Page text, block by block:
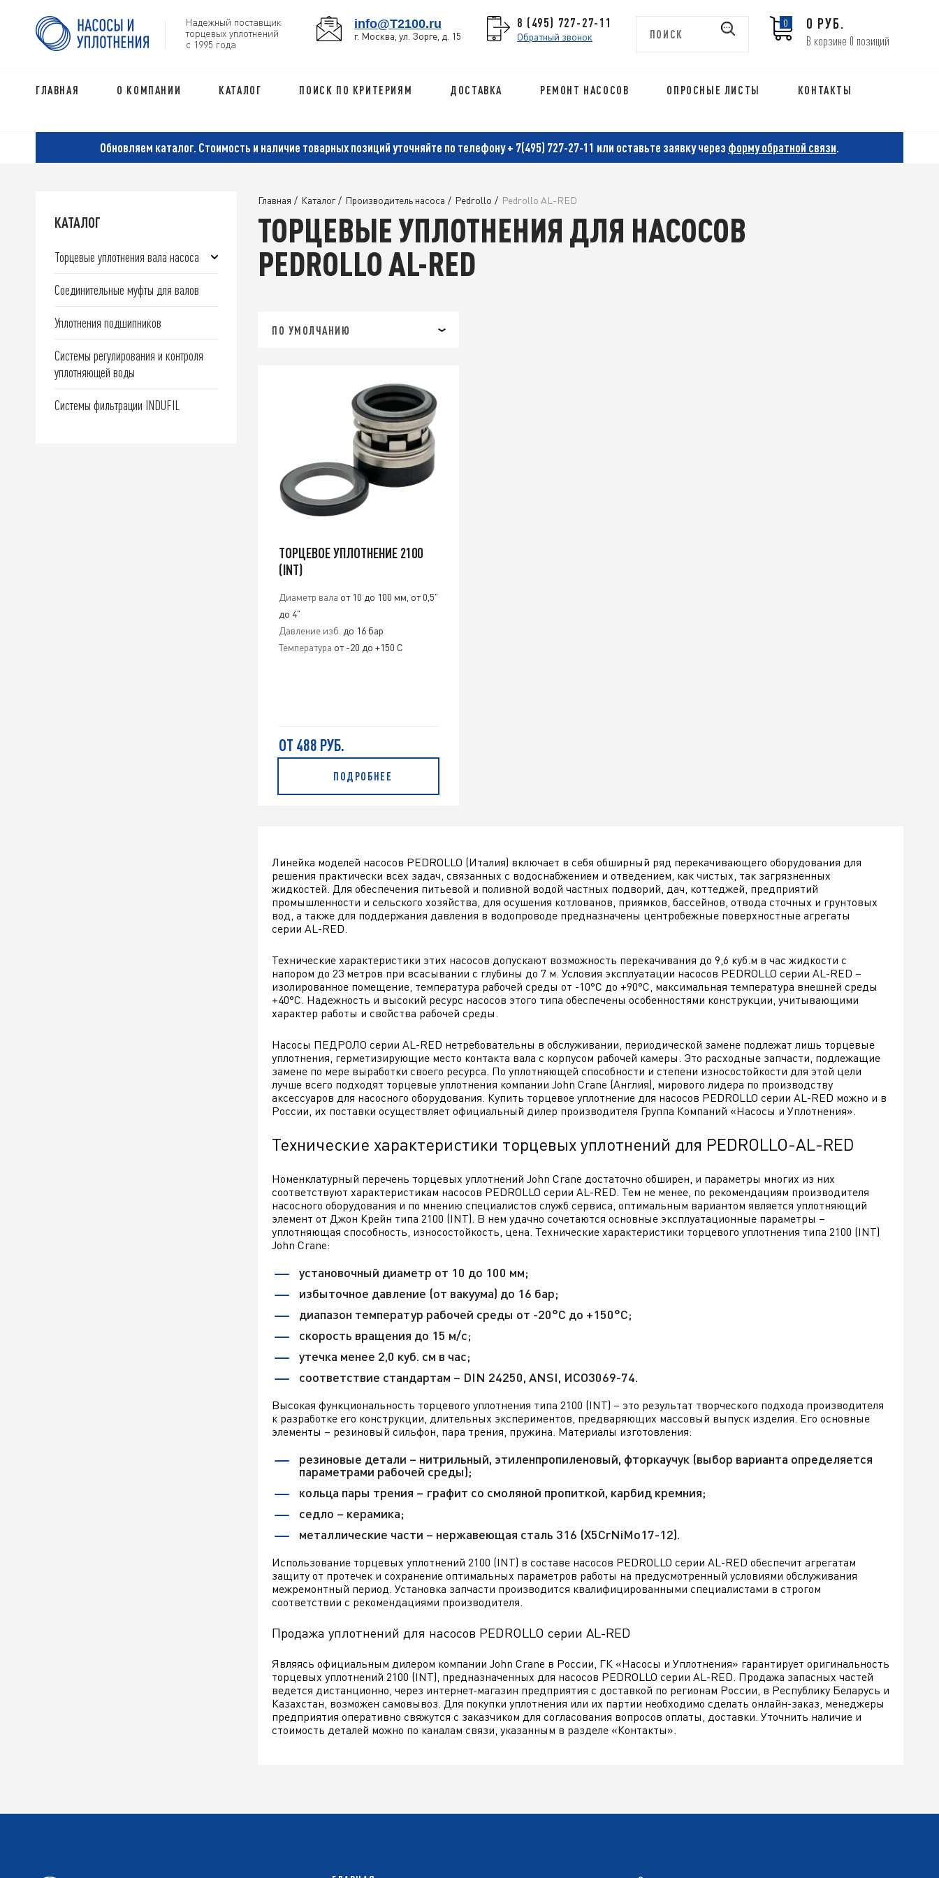
Надежный поставщик
торцевых уплотнений
с 1995 года
info@T2100.ru
г. Москва, ул. Зорге, д. 15
8 (495) 727-27-11
Обратный звонок
0 0 РУБ.
В корзине 0 позиций
ГЛАВНАЯ О КОМПАНИИ КАТАЛОГ ПОИСК ПО КРИТЕРИЯМ ДОСТАВКА РЕМОНТ НАСОСОВ ОПРОСНЫЕ ЛИСТЫ КОНТАКТЫ
Обновляем каталог. Стоимость и наличие товарных позиций уточняйте по телефону+ 7(495) 727-27-11 или оставьте заявку через форму обратной связи.
КАТАЛОГ
Торцевые уплотнения вала насоса
Соединительные муфты для валов
Уплотнения подшипников
Системы регулирования и контроля
уплотняющей воды
Системы фильтрации INDUFIL
Главная / Каталог / Производитель насоса / Pedrollo / Pedrollo AL-RED
ТОРЦЕВЫЕ УПЛОТНЕНИЯ ДЛЯ НАСОСОВ
PEDROLLO AL-RED
ПО УМОЛЧАНИЮ
ТОРЦЕВОЕ УПЛОТНЕНИЕ 2100
(INT)
Диаметр вала от 10 до 100 мм, от 0,5"
до 4"
Давление изб. до 16 бар
Температура от -20 до +150 С
ОТ 488 РУБ.
ПОДРОБНЕЕ
Линейка моделей насосов PEDROLLO (Италия) включает в себя обширный ряд перекачивающего оборудования для
решения практически всех задач, связанных с водоснабжением и отведением, как чистых, так загрязненных
жидкостей. Для обеспечения питьевой и поливной водой частных подворий, дач, коттеджей, предприятий
промышленности и сельского хозяйства, для осушения котлованов, приямков, бассейнов, отвода сточных и грунтовых
вод, а также для поддержания давления в водопроводе предназначены центробежные поверхностные агрегаты
серии AL-RED.
Технические характеристики этих насосов допускают возможность перекачивания до 9,6 куб.м в час жидкости с
напором до 23 метров при всасывании с глубины до 7 м. Условия эксплуатации насосов PEDROLLO серии AL-RED –
изолированное помещение, температура рабочей среды от -10°C до +90°C, максимальная температура внешней среды
+40°C. Надежность и высокий ресурс насосов этого типа обеспечены особенностями конструкции, учитывающими
характер работы и свойства рабочей среды.
Насосы ПЕДРОЛО серии AL-RED нетребовательны в обслуживании, периодической замене подлежат лишь торцевые
уплотнения, герметизирующие место контакта вала с корпусом рабочей камеры. Это расходные запчасти, подлежащие
замене по мере выработки своего ресурса. По уплотняющей способности и степени износостойкости для этой цели
лучше всего подходят торцевые уплотнения компании John Crane (Англия), мирового лидера по производству
аксессуаров для насосного оборудования. Купить торцевое уплотнение для насосов PEDROLLO серии AL-RED можно и в
России, их поставки осуществляет официальный дилер производителя Группа Компаний «Насосы и Уплотнения».
Технические характеристики торцевых уплотнений для PEDROLLO-AL-RED
Номенклатурный перечень торцевых уплотнений John Crane достаточно обширен, и параметры многих из них
соответствуют характеристикам насосов PEDROLLO серии AL-RED. Тем не менее, по рекомендациям производителя
насосного оборудования и по мнению специалистов служб сервиса, оптимальным вариантом является уплотняющий
элемент от Джон Крейн типа 2100 (INT). В нем удачно сочетаются основные эксплуатационные параметры –
уплотняющая способность, износостойкость, цена. Технические характеристики торцевого уплотнения типа 2100 (INT)
John Crane:
установочный диаметр от 10 до 100 мм;
избыточное давление (от вакуума) до 16 бар;
диапазон температур рабочей среды от -20°С до +150°С;
скорость вращения до 15 м/с;
утечка менее 2,0 куб. см в час;
соответствие стандартам – DIN 24250, ANSI, ИСО3069-74.
Высокая функциональность торцевого уплотнения типа 2100 (INT) – это результат творческого подхода производителя
к разработке его конструкции, длительных экспериментов, предваряющих массовый выпуск изделия. Его основные
элементы – резиновый сильфон, пара трения, пружина. Материалы изготовления:
резиновые детали – нитрильный, этиленпропиленовый, фторкаучук (выбор варианта определяется
параметрами рабочей среды);
кольца пары трения – графит со смоляной пропиткой, карбид кремния;
седло – керамика;
металлические части – нержавеющая сталь 316 (X5CrNiMo17-12).
Использование торцевых уплотнений 2100 (INT) в составе насосов PEDROLLO серии AL-RED обеспечит агрегатам
защиту от протечек и сохранение оптимальных параметров работы на предусмотренный условиями обслуживания
межремонтный период. Установка запчасти производится квалифицированными специалистами в строгом
соответствии с рекомендациями производителя.
Продажа уплотнений для насосов PEDROLLO серии AL-RED
Являясь официальным дилером компании John Crane в России, ГК «Насосы и Уплотнения» гарантирует оригинальность
торцевых уплотнений 2100 (INT), предназначенных для насосов PEDROLLO серии AL-RED. Продажа запасных частей
ведется дистанционно, через интернет-магазин предприятия с доставкой по регионам России, в Республику Беларусь и
Казахстан, возможен самовывоз. Для покупки уплотнения или их партии необходимо сделать онлайн-заказ, менеджеры
предприятия оперативно свяжутся с заказчиком для согласования вопросов оплаты, доставки. Уточнить наличие и
стоимость деталей можно по каналам связи, указанным в разделе «Контакты».